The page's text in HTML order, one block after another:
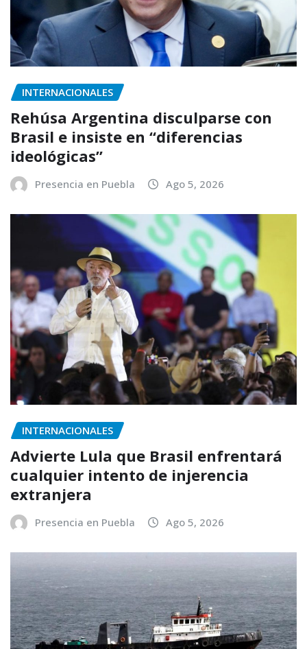
INTERNACIONALES
Rehúsa Argentina disculparse con
Brasil e insiste en “diferencias
ideológicas”
Presencia en Puebla Ago 5, 2026
INTERNACIONALES
Advierte Lula que Brasil enfrentará
cualquier intento de injerencia
extranjera
Presencia en Puebla Ago 5, 2026